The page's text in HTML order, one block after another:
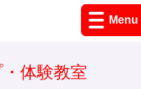
Menu
体験教室